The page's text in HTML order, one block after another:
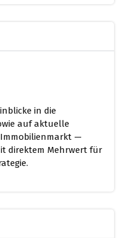
in die
auf aktuelle
Immobilienmarkt —
direktem Mehrwert für